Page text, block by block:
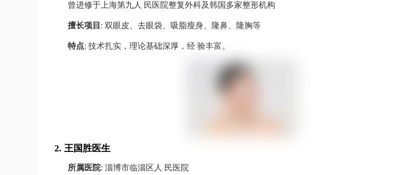
曾进修于上海第九人 民医院整复外科及韩国多家整形机构
擅长项目 : 双眼皮、去眼袋、吸脂瘦身、隆鼻、隆胸等
特点: 技术扎实，理论基础深厚，经 验丰富。
2. 王国胜医生
所属医院: 淄博市临淄区人 民医院